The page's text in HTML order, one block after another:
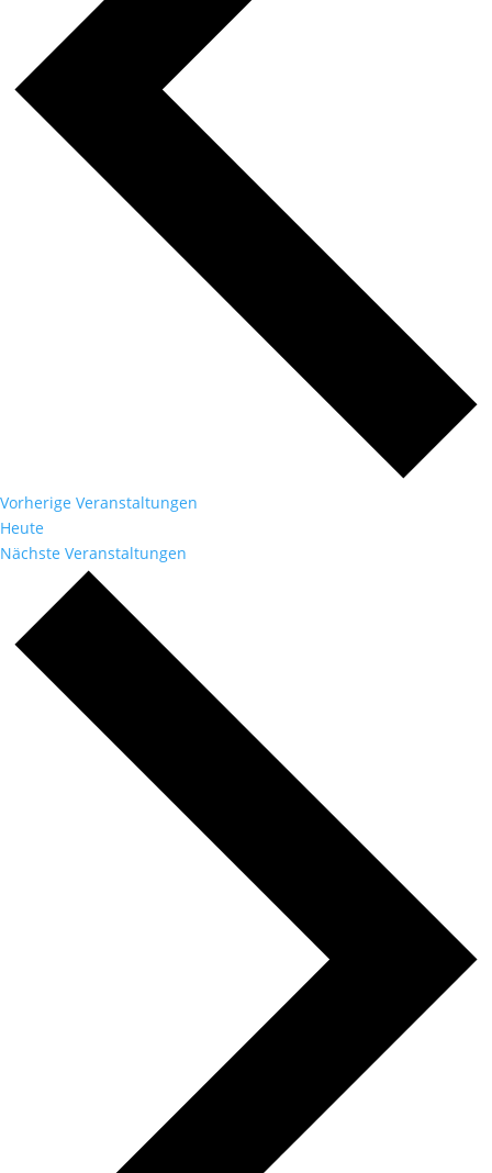
Vorherige Veranstaltungen
Heute
Nächste Veranstaltungen